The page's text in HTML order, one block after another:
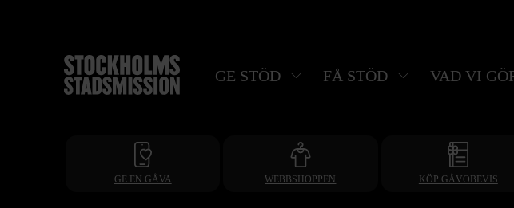
huvudinnehåll
GE STÖD FÅ STÖD VAD VI
GE EN GÅVA WEBBSHOPPEN KÖP GÅVOBEVIS